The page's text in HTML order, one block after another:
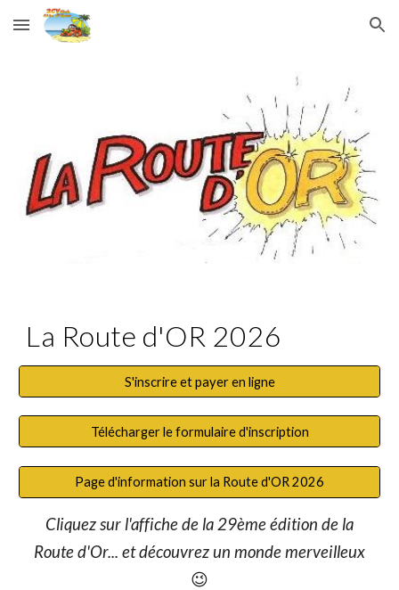
Skip to main content Skip to navigation
La Route d'OR 2026
S'inscrire et payer en ligne
Télécharger le formulaire d'inscription
Page d'information sur la Route d'OR 2026
Cliquez sur l'affiche de la 29ème édition de la
Route d'Or... et découvrez un monde merveilleux
😉